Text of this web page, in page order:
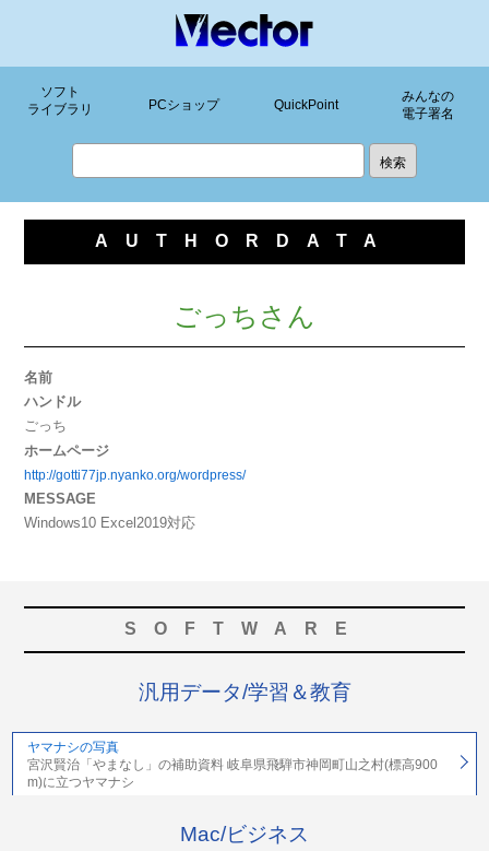
ソフト
ライブラリ
PCショップ QuickPoint
みんなの
電子署名
AUTHORDATA
ごっちさん
名前
ハンドル
ごっち
ホームページ
http://gotti77jp.nyanko.org/wordpress/
MESSAGE
Windows10 Excel2019対応
SOFTWARE
汎用データ/学習＆教育
ヤマナシの写真
宮沢賢治「やまなし」の補助資料 岐阜県飛騨市神岡町山之村(標高900
m)に立つヤマナシ
Mac/ビジネス